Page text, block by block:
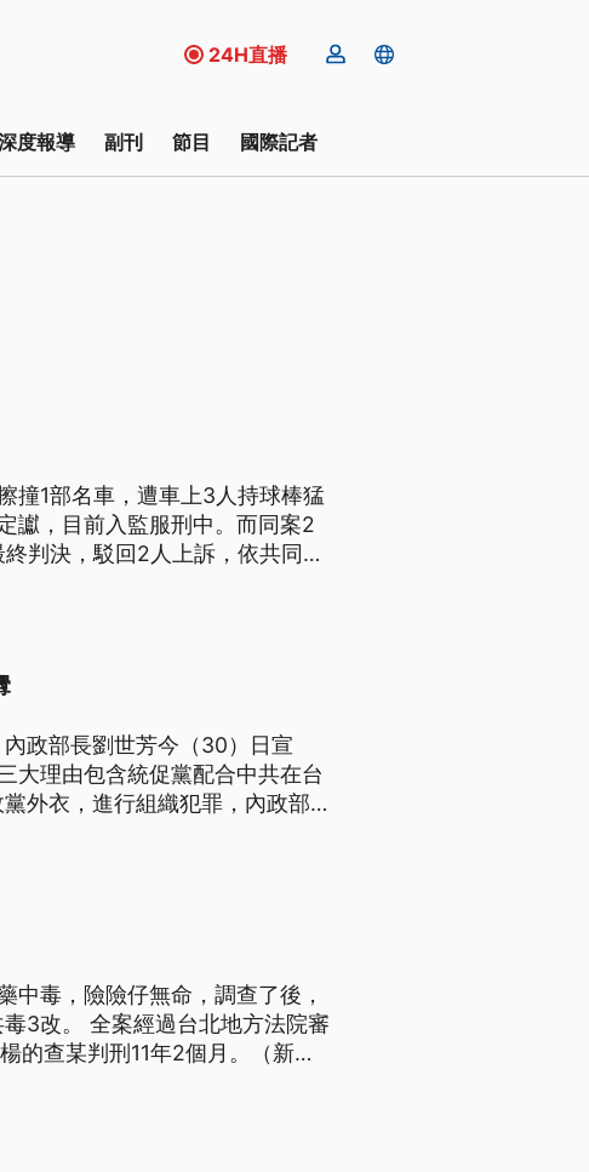
24H直播
度報導 副刊 節目 國際記者
撞1部名車，遭車上3人持球棒猛
讞，目前入監服刑中。而同案2
判決，駁回2人上訴，依共同犯
教化目的。
政部長劉世芳今（30）日宣
大理由包含統促黨配合中共在台
外衣，進行組織犯罪，內政部也
中毒，險險仔無命，調查了後，
3改。 全案經過台北地方法院審
的查某判刑11年2個月。（新聞